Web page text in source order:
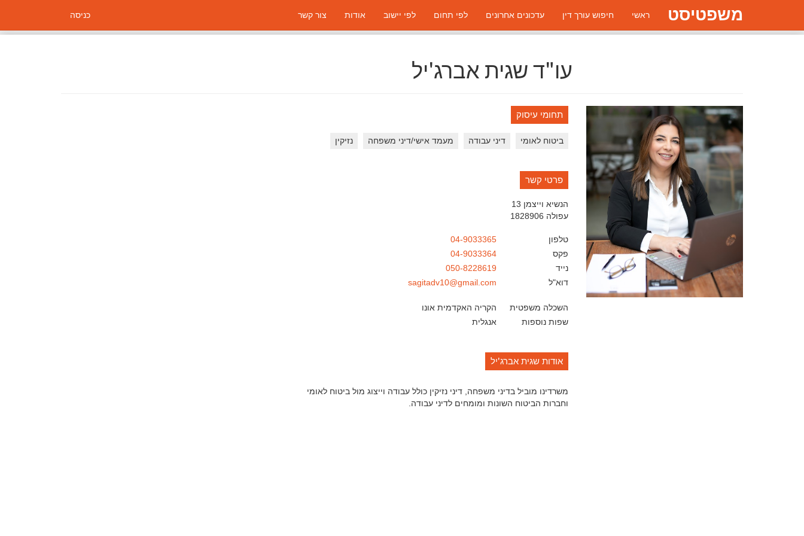
משפטיסט ראשי חיפוש עורך דין עדכונים אחרונים לפי תחום לפי יישוב אודות צור קשר כניסה
עו"ד שגית אברג'יל
תחומי עיסוק
ביטוח לאומי דיני עבודה מעמד אישי/דיני משפחה נזיקין
פרטי קשר
הנשיא וייצמן 13
עפולה 1828906
טלפון
04-9033365
פקס
04-9033364
נייד
050-8228619
דוא"ל
sagitadv10@gmail.com
השכלה משפטית
הקריה האקדמית אונו
שפות נוספות
אנגלית
אודות שגית אברג'יל
משרדינו מוביל בדיני משפחה, דיני נזיקין כולל עבודה וייצוג מול ביטוח לאומי
וחברות הביטוח השונות ומומחים לדיני עבודה.